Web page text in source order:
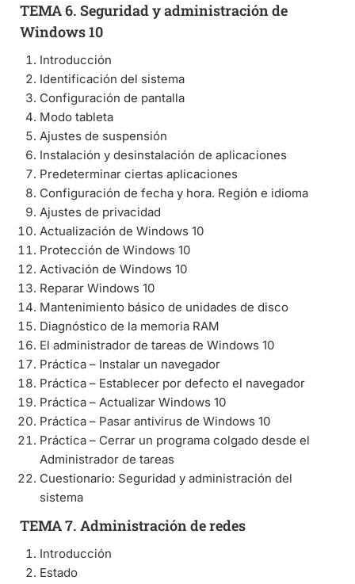
TEMA 6. Seguridad y administración de
Windows 10
Introducción
Identificación del sistema
Configuración de pantalla
Modo tableta
Ajustes de suspensión
Instalación y desinstalación de aplicaciones
Predeterminar ciertas aplicaciones
Configuración de fecha y hora. Región e idioma
Ajustes de privacidad
Actualización de Windows 10
Protección de Windows 10
Activación de Windows 10
Reparar Windows 10
Mantenimiento básico de unidades de disco
Diagnóstico de la memoria RAM
El administrador de tareas de Windows 10
Práctica – Instalar un navegador
Práctica – Establecer por defecto el navegador
Práctica – Actualizar Windows 10
Práctica – Pasar antivirus de Windows 10
Práctica – Cerrar un programa colgado desde el
Administrador de tareas
Cuestionario: Seguridad y administración del
sistema
TEMA 7. Administración de redes
Introducción
Estado